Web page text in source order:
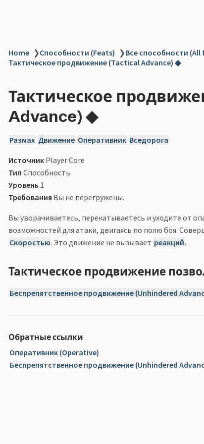
Home ❯Способности (Feats) ❯Все способности (All
Тактическое продвижение (Tactical Advance) ◆
Тактическое
Advance) ◆
Размах Движение Оперативник Вседорога
Источник Player Core
Тип Способность
Уровень 1
Требования Вы не перегружены.
Вы уворачиваетесь, перекатываетесь и уходите от
возможностей для атаки, двигаясь по полю боя.
Скоростью. Это движение не вызывает реакций.
Тактическое продвижение
Беспрепятственное продвижение (Unhindered
Обратные ссылки
Оперативник (Operative)
Беспрепятственное продвижение (Unhindered